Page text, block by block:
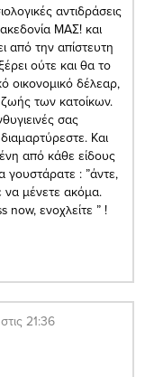
αντιδράσεις
ΜΑΣ! και
από την απίστευτη
ούτε και θα το
οικονομικό δέλεαρ,
ζωής των κατοίκων.
σας
Και
από κάθε είδους
: ”άντε,
να μένετε ακόμα.
now, ενοχλείτε ” !
21:36